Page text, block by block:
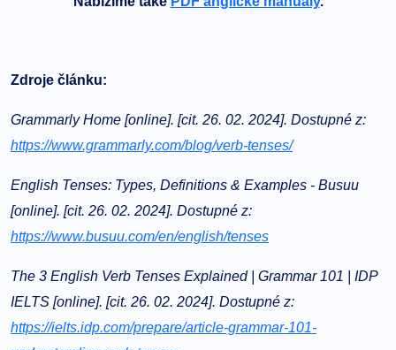
Zdroje článku:
Grammarly Home [online]. [cit. 26. 02. 2024]. Dostupné z:
https://www.grammarly.com/blog/verb-tenses/
English Tenses: Types, Definitions & Examples - Busuu
[online]. [cit. 26. 02. 2024]. Dostupné z:
https://www.busuu.com/en/english/tenses
The 3 English Verb Tenses Explained | Grammar 101 | IDP
IELTS [online]. [cit. 26. 02. 2024]. Dostupné z:
https://ielts.idp.com/prepare/article-grammar-101-